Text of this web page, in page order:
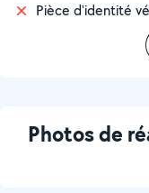
Pièce d'identité
Photos de